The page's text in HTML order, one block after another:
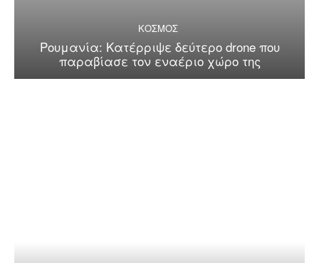
ΚΟΣΜΟΣ
Ρουμανία: Κατέρριψε δεύτερο drone που
παραβίασε τον εναέριο χώρο της